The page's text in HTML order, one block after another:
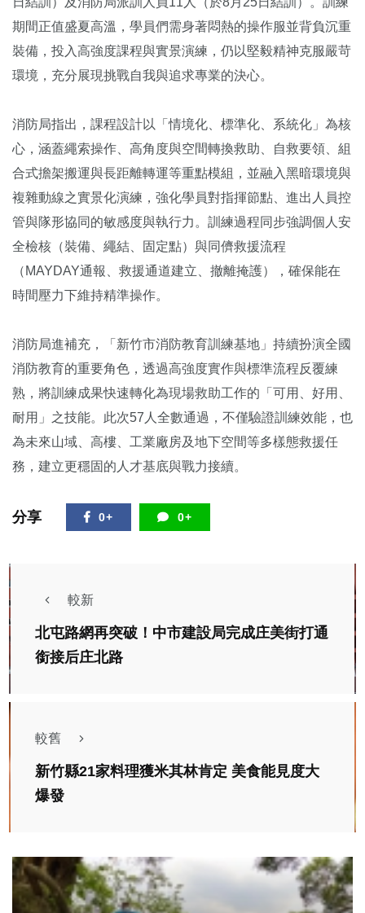
期間正值盛夏高溫，學員們需身著悶熱的操作服並背負沉重
裝備，投入高強度課程與實景演練，仍以堅毅精神克服嚴苛
環境，充分展現挑戰自我與追求專業的決心。
消防局指出，課程設計以「情境化、標準化、系統化」為核
心，涵蓋繩索操作、高角度與空間轉換救助、自救要領、組
合式擔架搬運與長距離轉運等重點模組，並融入黑暗環境與
複雜動線之實景化演練，強化學員對指揮節點、進出人員控
管與隊形協同的敏感度與執行力。訓練過程同步強調個人安
全檢核（裝備、繩結、固定點）與同儕救援流程
（MAYDAY通報、救援通道建立、撤離掩護），確保能在
時間壓力下維持精準操作。
消防局進補充，「新竹市消防教育訓練基地」持續扮演全國
消防教育的重要角色，透過高強度實作與標準流程反覆練
熟，將訓練成果快速轉化為現場救助工作的「可用、好用、
耐用」之技能。此次57人全數通過，不僅驗證訓練效能，也
為未來山域、高樓、工業廠房及地下空間等多樣態救援任
務，建立更穩固的人才基底與戰力接續。
分享 0+ 0+
較新
北屯路網再突破！中市建設局完成庄美街打通
銜接后庄北路
較舊
新竹縣21家料理獲米其林肯定 美食能見度大
爆發